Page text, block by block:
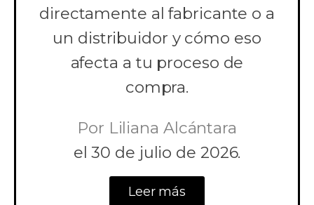
directamente al fabricante o a
un distribuidor y cómo eso
afecta a tu proceso de
compra.
Por Liliana Alcántara
el 30 de julio de 2026.
Leer más